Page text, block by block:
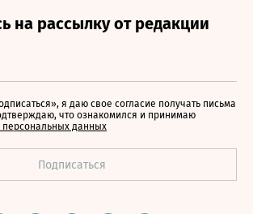
я даю свое согласие получать письма
что ознакомился и принимаю
персональных данных